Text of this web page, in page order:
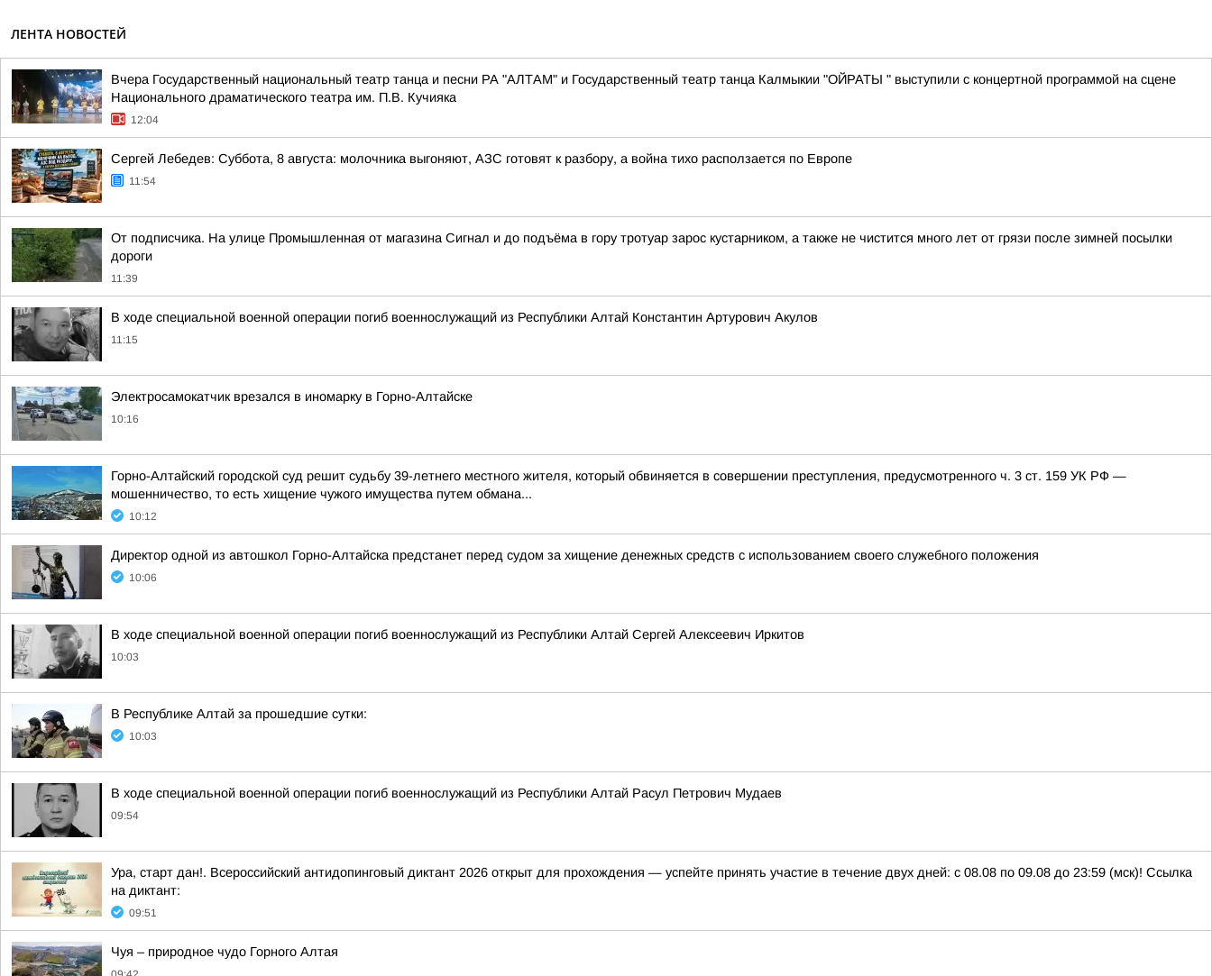
ЛЕНТА НОВОСТЕЙ
Вчера Государственный национальный театр танца и песни РА "АЛТАМ" и Государственный театр танца Калмыкии "ОЙРАТЫ " выступили с концертной программой на сцене
Национального драматического театра им. П.В. Кучияка
12:04
Сергей Лебедев: Суббота, 8 августа: молочника выгоняют, АЗС готовят к разбору, а война тихо расползается по Европе
11:54
От подписчика. На улице Промышленная от магазина Сигнал и до подъёма в гору тротуар зарос кустарником, а также не чистится много лет от грязи после зимней посылки
дороги
11:39
В ходе специальной военной операции погиб военнослужащий из Республики Алтай Константин Артурович Акулов
11:15
Электросамокатчик врезался в иномарку в Горно-Алтайске
10:16
Горно-Алтайский городской суд решит судьбу 39-летнего местного жителя, который обвиняется в совершении преступления, предусмотренного ч. 3 ст. 159 УК РФ —
мошенничество, то есть хищение чужого имущества путем обмана...
10:12
Директор одной из автошкол Горно-Алтайска предстанет перед судом за хищение денежных средств с использованием своего служебного положения
10:06
В ходе специальной военной операции погиб военнослужащий из Республики Алтай Сергей Алексеевич Иркитов
10:03
В Республике Алтай за прошедшие сутки:
10:03
В ходе специальной военной операции погиб военнослужащий из Республики Алтай Расул Петрович Мудаев
09:54
Ура, старт дан!. Всероссийский антидопинговый диктант 2026 открыт для прохождения — успейте принять участие в течение двух дней: с 08.08 по 09.08 до 23:59 (мск)! Ссылка
на диктант:
09:51
Чуя – природное чудо Горного Алтая